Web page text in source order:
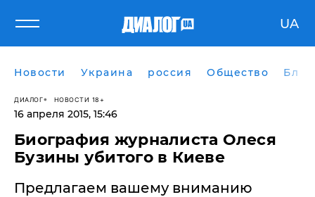
UA
Новости Украина россия Общество
ДИАЛОГ НОВОСТИ 18+
16 апреля 2015, 15:46
Биография журналиста Олеся
Бузины убитого в Киеве
Предлагаем вашему вниманию